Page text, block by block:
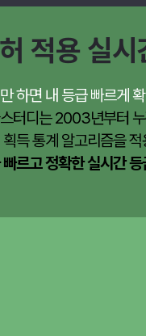
적용 실
하면 내 등급 빠르게
터디는 2003년부터
획득 통계 알고리즘을
르고 정확한 실시간 등